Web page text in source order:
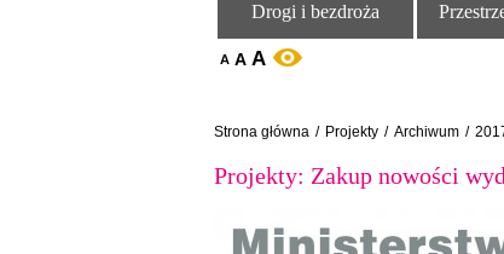
Drogi i bezdroża
A A A WERSJA KONTRASTOWA
Strona główna / Projekty / Archiwum /
Projekty: Zakup nowości